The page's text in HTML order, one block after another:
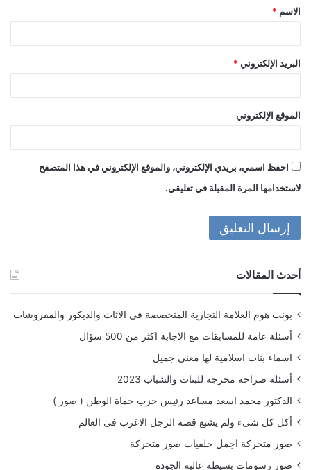
*
الاسم *
البريد الإلكتروني *
الموقع الإلكتروني
احفظ اسمي، بريدي الإلكتروني، والموقع الإلكتروني في هذا المتصفح
لاستخدامها المرة المقبلة في تعليقي.
أحدث المقالات
بونت هوم العلامة التجارية المتخصصة فى الاثاث والديكور والمفروشات
أسئلة عامة للمسابقات مع الاجابة اكثر من 500 سؤال
اسماء بنات اسلامية لها معنى جميل
أسئلة صراحة محرجة للبنات والشباب 2023
الدكتور محمد اسعد مساعد رئيس حزب حماة الوطن ( صور )
أكل كل شىء ولم يشبع قصة الرجل الاغرب فى العالم
صور متحركة اجمل خلفيات صور متحركة
صور رسومات بسيطه عاليه الجودة